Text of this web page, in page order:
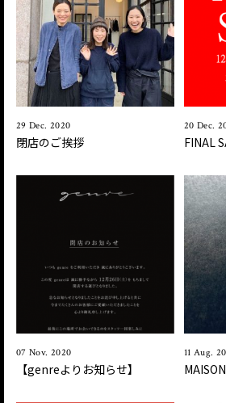
29 Dec. 2020
閉店のご挨拶
20 Dec.
FINAL
07 Nov. 2020
【genreよりお知らせ】
11 Aug.